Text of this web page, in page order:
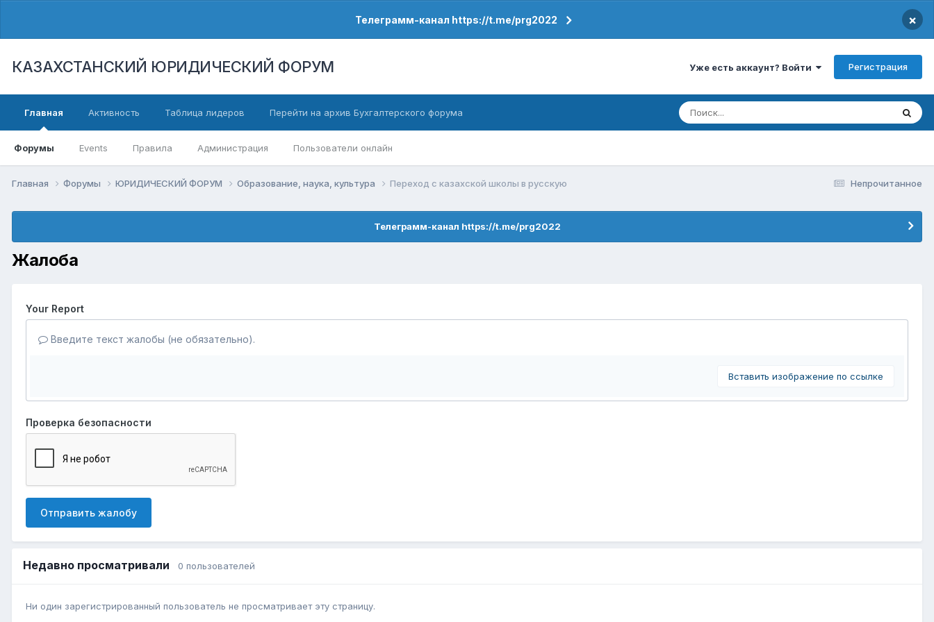
Телеграмм-канал https://t.me/prg2022 ×
КАЗАХСТАНСКИЙ ЮРИДИЧЕСКИЙ ФОРУМ Уже есть аккаунт? Войти Регистрация
Главная
Форумы Events Правила Администрация Пользователи онлайн
Активность Таблица лидеров Перейти на архив Бухгалтерского форума
Непрочитанное
Главная Форумы ЮРИДИЧЕСКИЙ ФОРУМ Образование, наука, культура Переход с казахской школы в русскую
Телеграмм-канал https://t.me/prg2022
Жалоба
Your Report
Введите текст жалобы (не обязательно).
Вставить изображение по ссылке
Проверка безопасности
Отправить жалобу
Недавно просматривали 0 пользователей
Ни один зарегистрированный пользователь не просматривает эту страницу.